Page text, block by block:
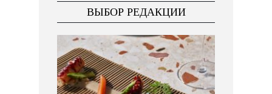
ВЫБОР РЕДАКЦИИ